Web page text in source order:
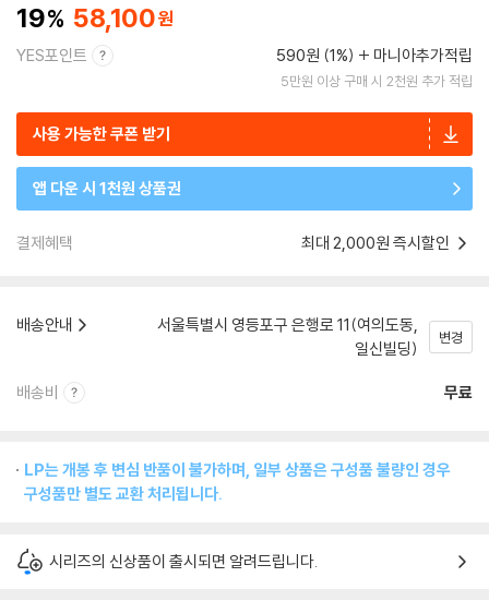
19 58,100
YES포인트 590원 (1%) 마니아추가적립
5만원 이상 구매 시 2천원 추가 적립
사용 가능한 쿠폰 받기
앱 다운 시 1천원 상품권
결제혜택 최대 2,000원 즉시할인
배송안내
서울특별시 영등포구 은행로 11(여의도동,
일신빌딩)
변경
배송비 무료
LP는 개봉 후 변심 반품이 불가하며, 일부 상품은 구성품 불량인 경우
구성품만 별도 교환 처리됩니다.
시리즈의 신상품이 출시되면 알려드립니다.